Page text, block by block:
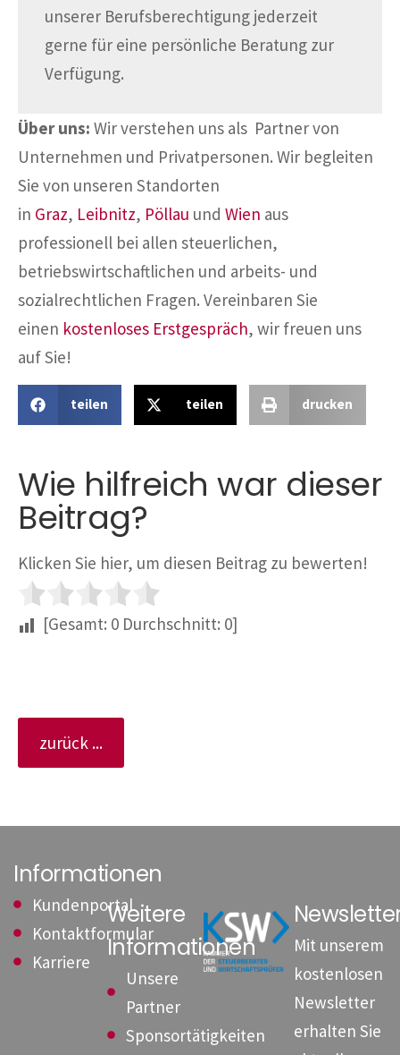
unserer Berufsberechtigung jederzeit
gerne für eine persönliche Beratung zur
Verfügung.
Über uns: Wir verstehen uns als Partner von
Unternehmen und Privatpersonen. Wir begleiten
Sie von unseren Standorten
in Graz, Leibnitz, Pöllau und Wien aus
professionell bei allen steuerlichen,
betriebswirtschaftlichen und arbeits- und
sozialrechtlichen Fragen. Vereinbaren Sie
einen kostenloses Erstgespräch, wir freuen uns
auf Sie!
teilen teilen drucken
Wie hilfreich war dieser
Beitrag?
Klicken Sie hier, um diesen Beitrag zu bewerten!
[Gesamt: 0 Durchschnitt: 0]
zurück ...
Informationen
Kundenportal
Kontaktformular
Karriere
Weitere
Informationen
Unsere
Partner
Sponsortätigkeiten
Mit unserem
kostenlosen
Newsletter
erhalten Sie